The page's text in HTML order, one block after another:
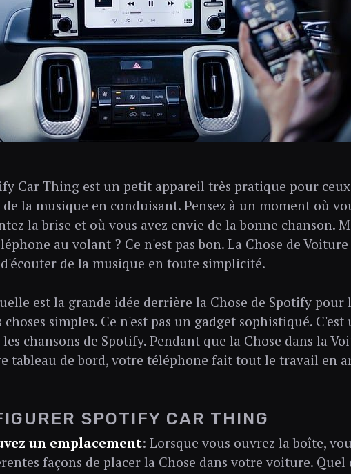
Car Thing est un petit appareil très pratique pour
la musique en conduisant. Pensez à un moment où
la brise et où vous avez envie de la bonne chanson.
au volant ? Ce n'est pas bon. La Chose de
de la musique en toute simplicité.
est la grande idée derrière la Chose de Spotify pour
choses simples. Ce n'est pas un gadget sophistiqué.
chansons de Spotify. Pendant que la Chose dans la
tableau de bord, votre téléphone fait tout le travail en
SPOTIFY CAR THING
un emplacement: Lorsque vous ouvrez la boîte,
façons de placer la Chose dans votre voiture. Quel